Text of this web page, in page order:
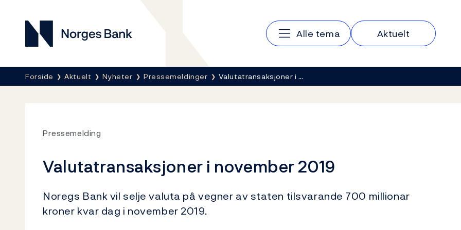
Norges Bank
Hovedmeny
Alle tema Aktuelt
Her er du nå:
Forside Aktuelt Nyheter Pressemeldinger Valutatransaksjoner i …
Pressemelding
Valutatransaksjoner i november 2019
Noregs Bank vil selje valuta på vegner av staten tilsvarande 700 millionar
kroner kvar dag i november 2019.